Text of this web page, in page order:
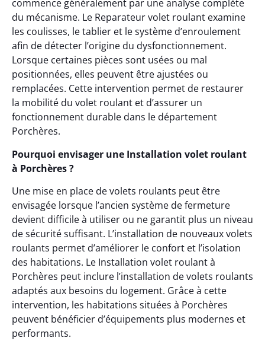
commence généralement par une analyse complète
du mécanisme. Le Reparateur volet roulant examine
les coulisses, le tablier et le système d’enroulement
afin de détecter l’origine du dysfonctionnement.
Lorsque certaines pièces sont usées ou mal
positionnées, elles peuvent être ajustées ou
remplacées. Cette intervention permet de restaurer
la mobilité du volet roulant et d’assurer un
fonctionnement durable dans le département
Porchères.
Pourquoi envisager une Installation volet roulant
à Porchères ?
Une mise en place de volets roulants peut être
envisagée lorsque l’ancien système de fermeture
devient difficile à utiliser ou ne garantit plus un niveau
de sécurité suffisant. L’installation de nouveaux volets
roulants permet d’améliorer le confort et l’isolation
des habitations. Le Installation volet roulant à
Porchères peut inclure l’installation de volets roulants
adaptés aux besoins du logement. Grâce à cette
intervention, les habitations situées à Porchères
peuvent bénéficier d’équipements plus modernes et
performants.